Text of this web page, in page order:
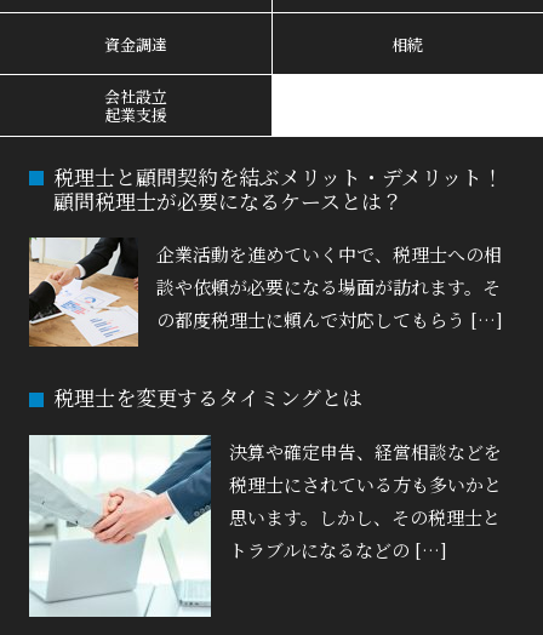
資金調達 相続
会社設立
起業支援
税理士と顧問契約を結ぶメリット・デメリット！
顧問税理士が必要になるケースとは？
企業活動を進めていく中で、税理士への相
談や依頼が必要になる場面が訪れます。そ
の都度税理士に頼んで対応してもらう […]
税理士を変更するタイミングとは
決算や確定申告、経営相談などを
税理士にされている方も多いかと
思います。しかし、その税理士と
トラブルになるなどの […]